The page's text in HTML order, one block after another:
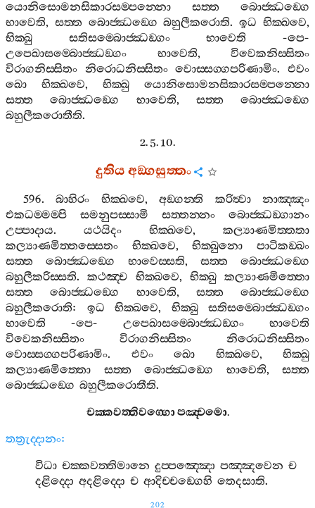
යොනිසොමනසිකාරසම‍්පන‍්නො
සත‍්ත
බොජ‍්ඣඞ‍්ගෙ
භාවෙති, සත‍්ත බොජ‍්ඣඞ‍්ගෙ බහුලීකරොති.ඉධ භික‍්ඛවෙ,
භික‍්ඛු
සතිසම‍්බොජ‍්ඣඞ‍්ගං භාවෙති -පෙ-
උපෙඛාසම‍්බොජ‍්ඣඞ‍්ගං
භාවෙති, විවෙකනිස‍්සිතං
විරාගනිස‍්සිතං නිරොධනිස‍්සිතං වොස‍්සග‍්ගපරිණාමිං.එවං
ඛො
භික‍්ඛවෙ, භික‍්ඛු
යොනිසොමනසිකාරසම‍්පන‍්නො
සත‍්ත
බොජ‍්ඣඞ‍්ගෙ භාවෙති, සත‍්ත
බොජ‍්ඣඞ‍්ගෙ
බහුලීකරොතීති.
2. 5. 10.
දුතියඅඞ‍්ගසුත‍්තං
596.බාහිරං භික‍්ඛවෙ,අඞ‍්ගන‍්ති කරිත්‍වා
නාඤ‍්ඤං
එකධම‍්මම‍්පි
සමනුපස‍්සාමි සත‍්තන‍්නං
බොජ‍්ඣඞ‍්ගානං
උප‍්පාදාය. යථයිදං භික‍්ඛවෙ, කල්‍යාණමිත‍්තතා
කල්‍යාණමිත‍්තස‍්සෙතං
භික‍්ඛවෙ,භික‍්ඛුනො
පාටිකඞ‍්ඛං
සත‍්ත
බොජ‍්ඣඞ‍්ගෙ භාවෙස‍්සති, සත‍්ත
බොජ‍්ඣඞ‍්ගෙ
බහුලීකරිස‍්සති.කථඤ‍්ච භික‍්ඛවෙ, භික‍්ඛු කල්‍යාණමිත‍්තො
සත‍්ත
බොජ‍්ඣඞ‍්ගෙ භාවෙති, සත‍්ත
බොජ‍්ඣඞ‍්ගෙ
බහුලීකරොති: ඉධ භික‍්ඛවෙ, භික‍්ඛු
සතිසම‍්බොජ‍්ඣඞ‍්ගං
භාවෙති -පෙ- උපෙඛාසම‍්බොජ‍්ඣඞ‍්ගං
භාවෙති
විවෙකනිස‍්සිතං
විරාගනිස‍්සිතං
නිරොධනිස‍්සිතං
වොස‍්සග‍්ගපරිණාමිං. එවං ඛො භික‍්ඛවෙ, භික‍්ඛු
කල්‍යාණමිත‍්තො
සත‍්ත බොජ‍්ඣඞ‍්ගෙ භාවෙති, සත‍්ත
බොජ‍්ඣඞ‍්ගෙ බහුලීකරොතීති.
චක‍්කවත‍්තිවග‍්ගොපඤ‍්චමො.
තත්‍රුද‍්දානං:
විධා චක‍්කවත‍්තිමානෙ දුප‍්පඤ‍්ඤො පඤ‍්ඤවෙන ච
දළිද‍්දො අදළිද‍්දො ච ආදිච‍්චඞ‍්ගෙහි තෙදසාති.
202